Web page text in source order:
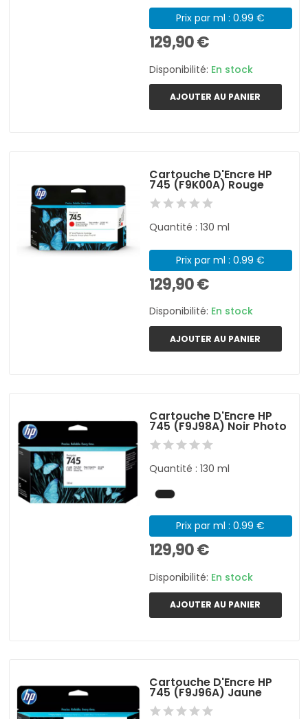
Prix par ml : 0.99 €
129,90 €
Disponibilité: En stock
AJOUTER AU PANIER
Cartouche D'Encre HP
745 (F9K00A) Rouge
Quantité : 130 ml
Prix par ml : 0.99 €
129,90 €
Disponibilité: En stock
AJOUTER AU PANIER
Cartouche D'Encre HP
745 (F9J98A) Noir Photo
Quantité : 130 ml
Prix par ml : 0.99 €
129,90 €
Disponibilité: En stock
AJOUTER AU PANIER
Cartouche D'Encre HP
745 (F9J96A) Jaune